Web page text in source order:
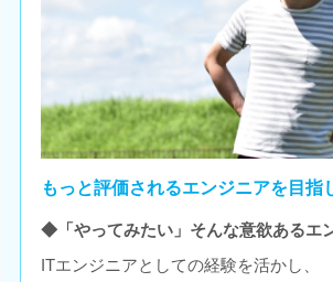
もっと評価されるエンジニアを目指
◆「やってみたい」そんな意欲あるエ
ITエンジニアとしての経験を活かし、